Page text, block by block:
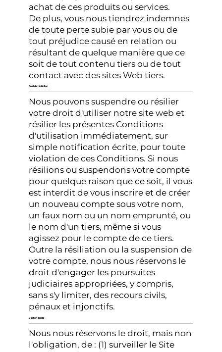
achat de ces produits ou services.
De plus, vous nous tiendrez indemnes
de toute perte subie par vous ou de
tout préjudice causé en relation ou
résultant de quelque manière que ce
soit de tout contenu tiers ou de tout
contact avec des sites Web tiers.
Droit de résiliation
Nous pouvons suspendre ou résilier
votre droit d'utiliser notre site web et
résilier les présentes Conditions
d'utilisation immédiatement, sur
simple notification écrite, pour toute
violation de ces Conditions. Si nous
résilions ou suspendons votre compte
pour quelque raison que ce soit, il vous
est interdit de vous inscrire et de créer
un nouveau compte sous votre nom,
un faux nom ou un nom emprunté, ou
le nom d'un tiers, même si vous
agissez pour le compte de ce tiers.
Outre la résiliation ou la suspension de
votre compte, nous nous réservons le
droit d'engager les poursuites
judiciaires appropriées, y compris,
sans s'y limiter, des recours civils,
pénaux et injonctifs.
Gestion du site
Nous nous réservons le droit, mais non
l'obligation, de : (1) surveiller le Site